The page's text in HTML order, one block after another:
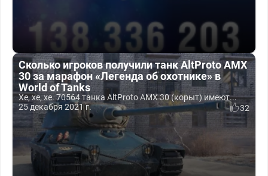
Сколько игроков получили танк AltProto AMX
30 за марафон «Легенда об охотнике» в
World of Tanks
Хе, хе, хе. 70564 танка AltProto AMX 30 (корыт) имеют...
25 декабря 2021 г.
32